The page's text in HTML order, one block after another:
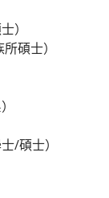
）
碩士）
/碩士）